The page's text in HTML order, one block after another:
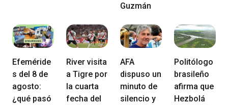
Guzmán
Efeméride
s del 8 de
agosto:
¿qué pasó
River visita
a Tigre por
la cuarta
fecha del
AFA
dispuso un
minuto de
silencio y
Politólogo
brasileño
afirma que
Hezbolá